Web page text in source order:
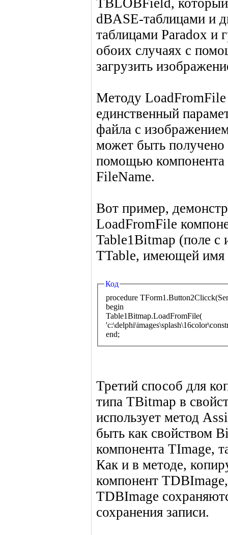
TBLOBField,
dBASE-таблицами и
таблицами Paradox и
обоих случаях с
загрузить
Методу
единственный
файла с
может быть получено
помощью компонента
FileName.
Вот пример,
LoadFromFile
Table1Bitmap (поле с
TTable, имеющей имя
Код
procedure
begin
Table1Bitmap.LoadFromFile(
end;
Третий способ для
типа TBitmap в
использует метод
быть как свойством
компонента TImage,
Как и в методе,
компонент
TDBImage
сохранения записи.